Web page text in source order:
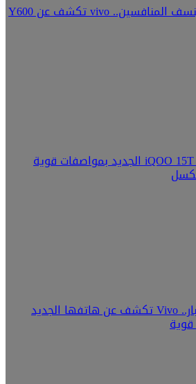
هذا الهاتف قد ينسف المنافسين.. vivo تكشف عن Y600
vivo تروج لهاتف iQOO 15T الجديد بمواصفات قوية
مقاوم للماء والغبار.. Vivo تكشف عن هاتفها الجديد